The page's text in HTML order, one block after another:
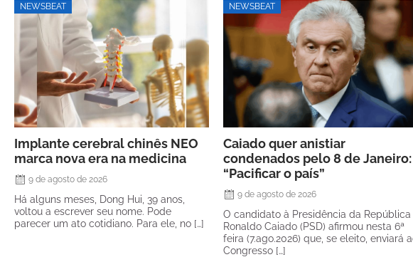
NEWSBEAT
Implante cerebral chinês NEO
marca nova era na medicina
9 de agosto de 2026
Há alguns meses, Dong Hui, 39 anos,
voltou a escrever seu nome. Pode
parecer um ato cotidiano. Para ele, no […]
NEWSBEAT
Caiado quer anistiar
condenados pelo 8 de Janeiro:
“Pacificar o país”
9 de agosto de 2026
O candidato à Presidência da República
Ronaldo Caiado (PSD) afirmou nesta 6ª
feira (7.ago.2026) que, se eleito, enviará
Congresso […]